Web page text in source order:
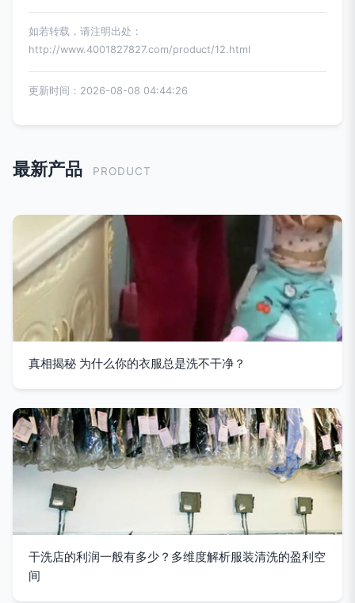
如若转载，请注明出处：
http://www.4001827827.com/product/12.html
更新时间：2026-08-08 04:44:26
最新产品 PRODUCT
真相揭秘 为什么你的衣服总是洗不干净？
干洗店的利润一般有多少？多维度解析服装清洗的盈利空
间